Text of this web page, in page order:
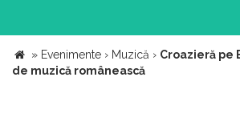
» Evenimente › Muzică › Croazieră pe
de muzică românească